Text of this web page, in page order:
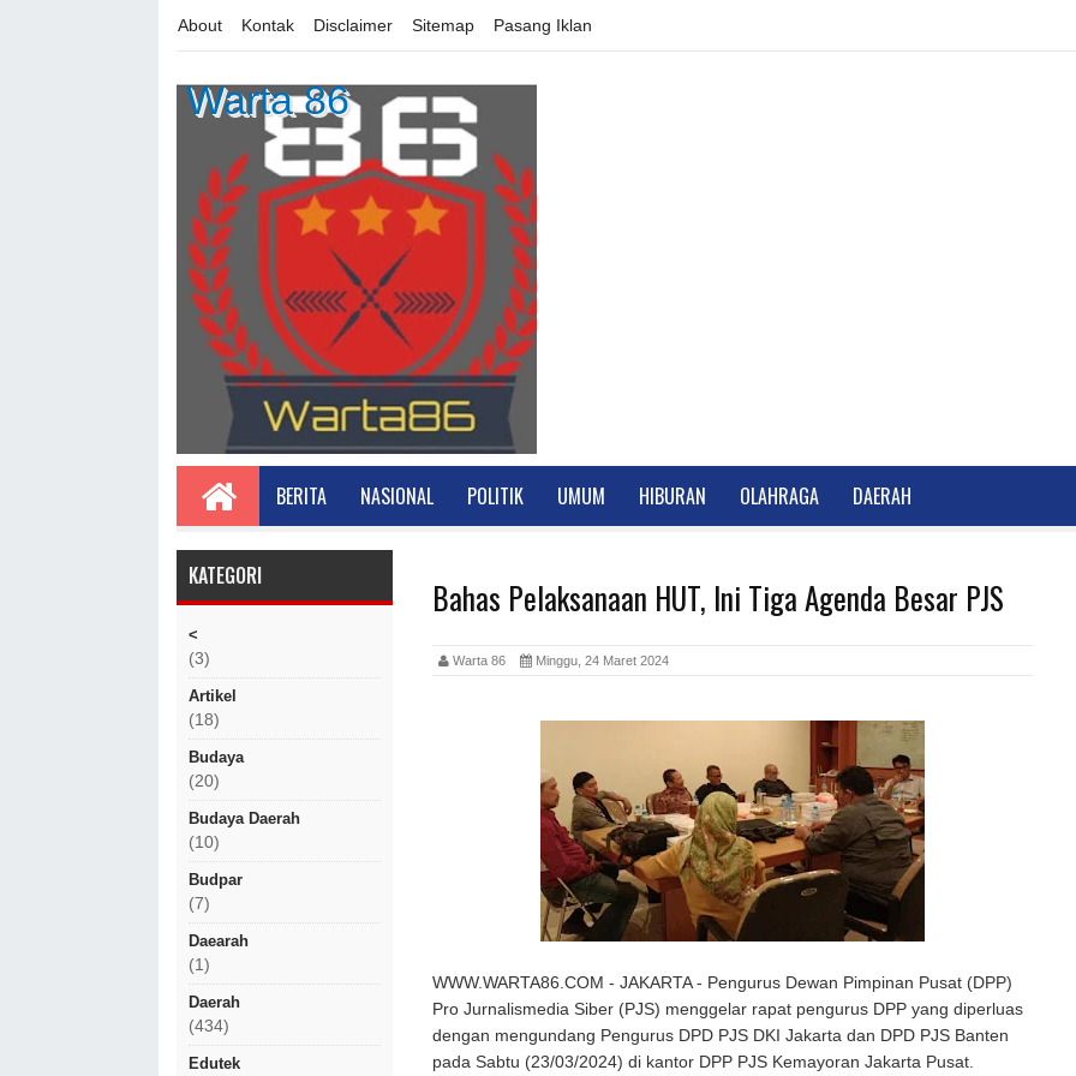
About Kontak Disclaimer Sitemap Pasang Iklan
Warta 86
BERITA NASIONAL POLITIK UMUM HIBURAN OLAHRAGA DAERAH
KATEGORI
<
(3)
Artikel
(18)
Budaya
(20)
Budaya Daerah
(10)
Budpar
(7)
Daearah
(1)
Daerah
(434)
Edutek
Bahas Pelaksanaan HUT, Ini Tiga Agenda Besar PJS
Warta 86 Minggu, 24 Maret 2024
WWW.WARTA86.COM - JAKARTA - Pengurus Dewan Pimpinan Pusat (DPP)
Pro Jurnalismedia Siber (PJS) menggelar rapat pengurus DPP yang diperluas
dengan mengundang Pengurus DPD PJS DKI Jakarta dan DPD PJS Banten
pada Sabtu (23/03/2024) di kantor DPP PJS Kemayoran Jakarta Pusat.